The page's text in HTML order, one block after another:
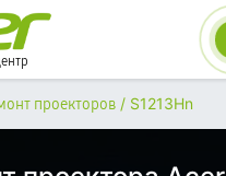
проекторов / S1213Hn